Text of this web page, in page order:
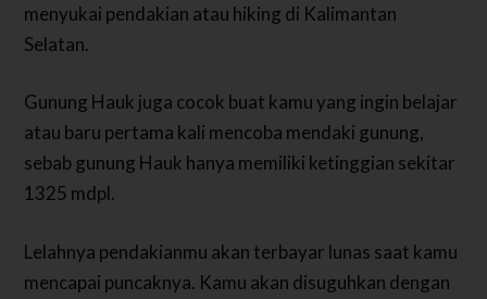
menyukai pendakian atau hiking di Kalimantan
Selatan.
Gunung Hauk juga cocok buat kamu yang ingin belajar
atau baru pertama kali mencoba mendaki gunung,
sebab gunung Hauk hanya memiliki ketinggian sekitar
1325 mdpl.
Lelahnya pendakianmu akan terbayar lunas saat kamu
mencapai puncaknya. Kamu akan disuguhkan dengan